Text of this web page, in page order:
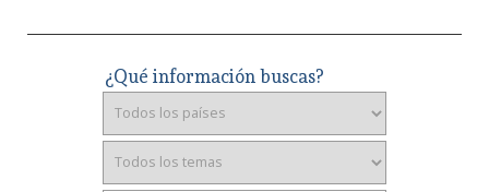
¿Qué información buscas?